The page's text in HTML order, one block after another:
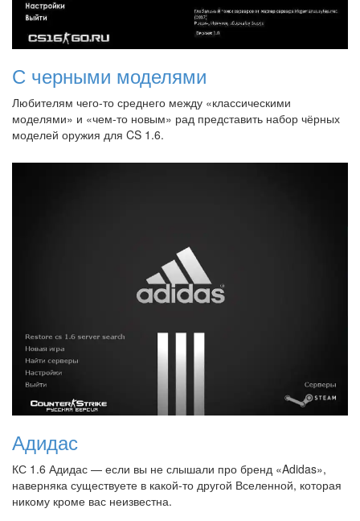
С черными моделями
Любителям чего-то среднего между «классическими
моделями» и «чем-то новым» рад представить набор чёрных
моделей оружия для CS 1.6.
Адидас
КС 1.6 Адидас — если вы не слышали про бренд «Adidas»,
наверняка существуете в какой-то другой Вселенной, которая
никому кроме вас неизвестна.